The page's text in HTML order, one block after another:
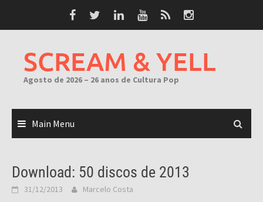
SCREAM & YELL
Agosto de 2026 – 26 anos de Cultura Pop
Main Menu
Download: 50 discos de 2013
31/12/2013 Marcelo Costa